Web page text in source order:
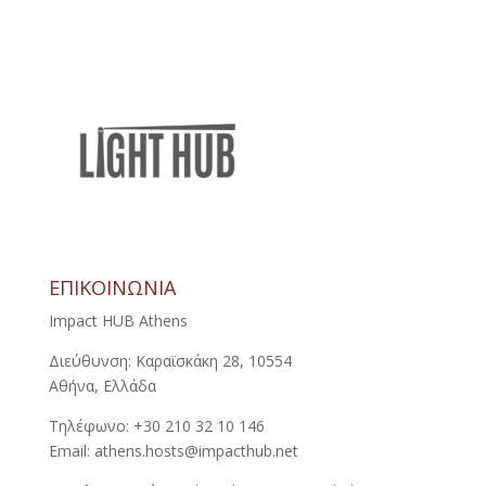
ΕΠΙΚΟΙΝΩΝΙΑ
Impact HUB Athens
Διεύθυνση: Καραϊσκάκη 28, 10554
Αθήνα, Ελλάδα
Τηλέφωνο: +30 210 32 10 146
Email: athens.hosts@impacthub.net